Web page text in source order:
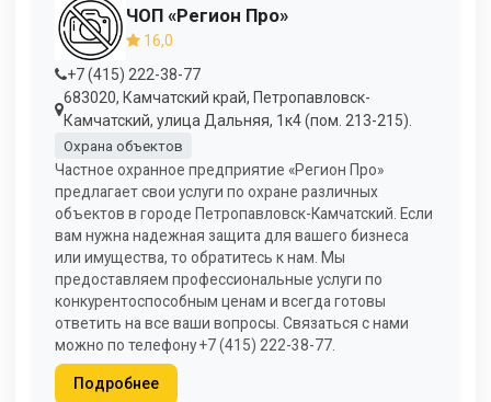
ЧОП «Регион Про»
16,0
+7 (415) 222-38-77
683020, Камчатский край, Петропавловск-
Камчатский, улица Дальняя, 1к4 (пом. 213-215).
Охрана объектов
Частное охранное предприятие «Регион Про»
предлагает свои услуги по охране различных
объектов в городе Петропавловск-Камчатский. Если
вам нужна надежная защита для вашего бизнеса
или имущества, то обратитесь к нам. Мы
предоставляем профессиональные услуги по
конкурентоспособным ценам и всегда готовы
ответить на все ваши вопросы. Связаться с нами
можно по телефону +7 (415) 222-38-77.
Подробнее